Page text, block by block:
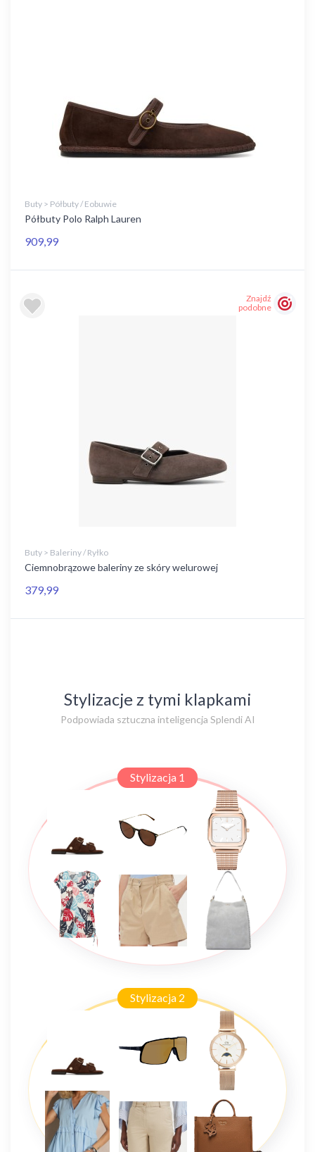
Buty > Półbuty / Eobuwie
Półbuty Polo Ralph Lauren
909,99
Znajdź
podobne
Buty > Baleriny / Ryłko
Ciemnobrązowe baleriny ze skóry welurowej
379,99
Stylizacje z tymi klapkami
Podpowiada sztuczna inteligencja Splendi AI
Stylizacja 1
Stylizacja 2